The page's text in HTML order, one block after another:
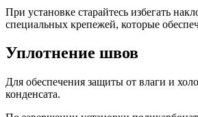
При установке старайтесь избегать
специальных крепежей, которые
Уплотнение швов
Для обеспечения защиты от влаги и
конденсата.